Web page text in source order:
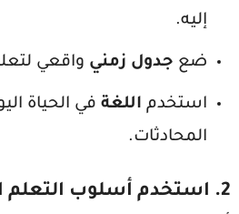
إليه.
ضع جدول زمني واقعي
استخدم اللغة في الحياة
المحادثات.
2. استخدم أسلوب التعلم